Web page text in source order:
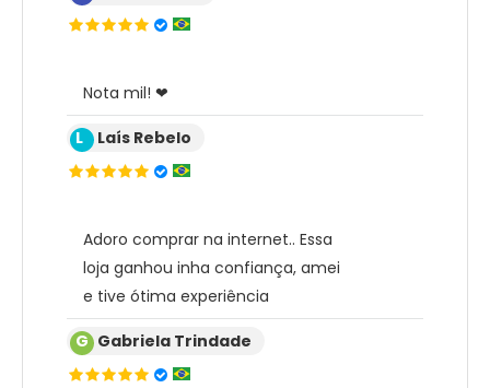
Nota mil! ❤
L Laís Rebelo
Adoro comprar na internet.. Essa
loja ganhou inha confiança, amei
e tive ótima experiência
G Gabriela Trindade